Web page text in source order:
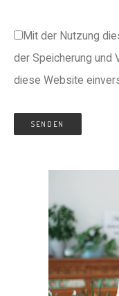
Mit der Nutzung
der Speicherung und
diese Website